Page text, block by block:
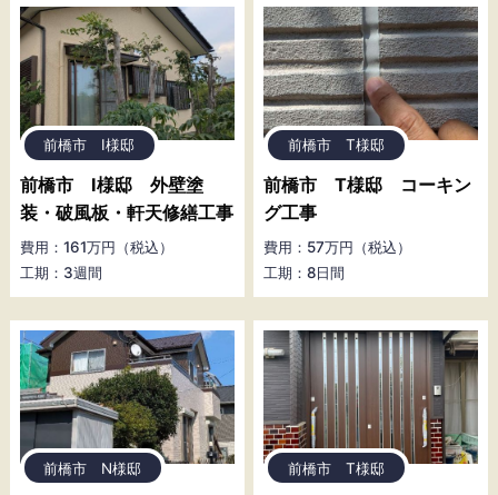
前橋市 I様邸
前橋市 I様邸 外壁塗
装・破風板・軒天修繕工事
費用：161万円（税込）
工期：3週間
前橋市 T様邸
前橋市 T様邸 コーキン
グ工事
費用：57万円（税込）
工期：8日間
前橋市 N様邸 前橋市 T様邸